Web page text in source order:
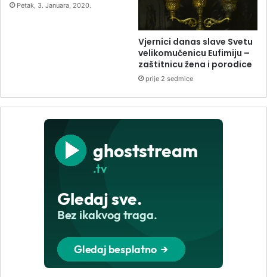
Petak, 3. Januara, 2020.
Vjernici danas slave Svetu
velikomučenicu Eufimiju –
zaštitnicu žena i porodice
prije 2 sedmice